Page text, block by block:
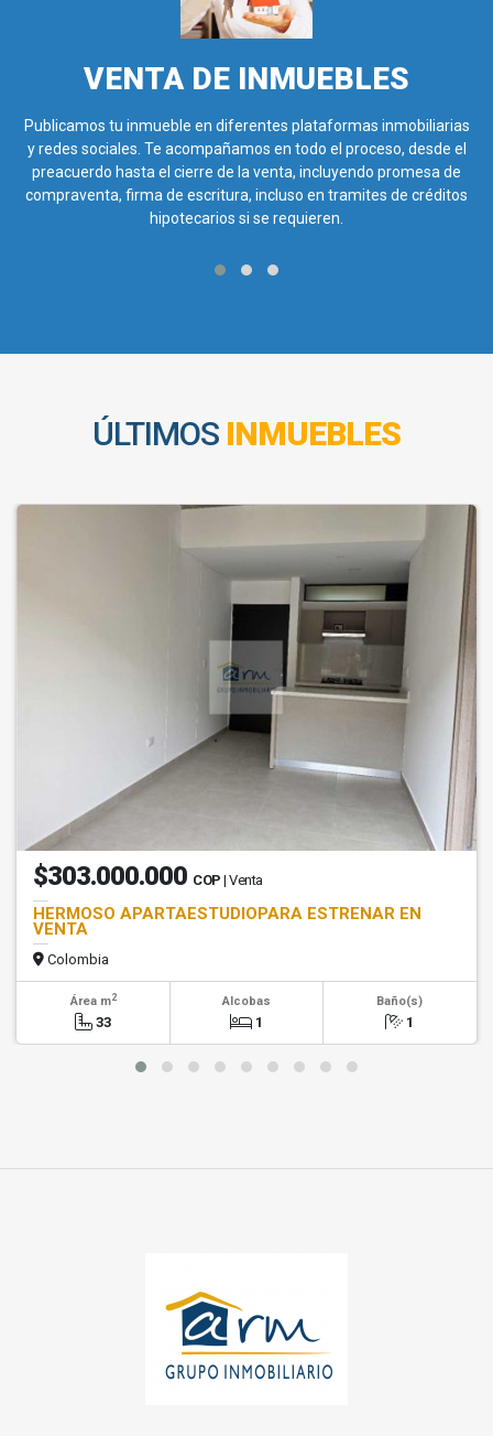
VENTA DE INMUEBLES
Publicamos tu inmueble en diferentes plataformas inmobiliarias
y redes sociales. Te acompañamos en todo el proceso, desde el
preacuerdo hasta el cierre de la venta, incluyendo promesa de
compraventa, firma de escritura, incluso en tramites de créditos
hipotecarios si se requieren.
ÚLTIMOS INMUEBLES
$303.000.000 COP | Venta
HERMOSO APARTAESTUDIOPARA ESTRENAR EN
VENTA
Colombia
Área m2
33
Alcobas
1
Baño(s)
1